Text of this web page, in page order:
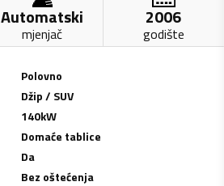
Automatski
mjenjač
2006
godište
Polovno
Džip / SUV
140kW
Domaće tablice
Da
Bez oštećenja